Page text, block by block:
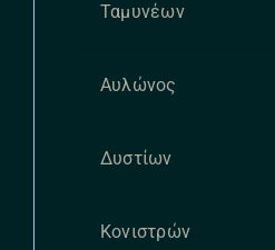
Ταμυνέων
Αυλώνος
Δυστίων
Κονιστρών